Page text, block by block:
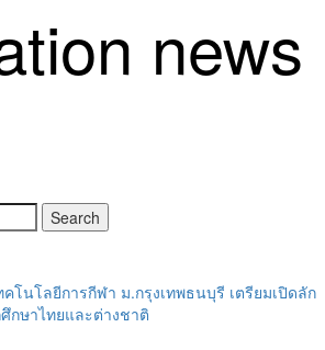
news
โนโลยีการกีฬา ม.กรุงเทพธนบุรี เตรียมเปิดลัก
กษาไทยและต่างชาติ